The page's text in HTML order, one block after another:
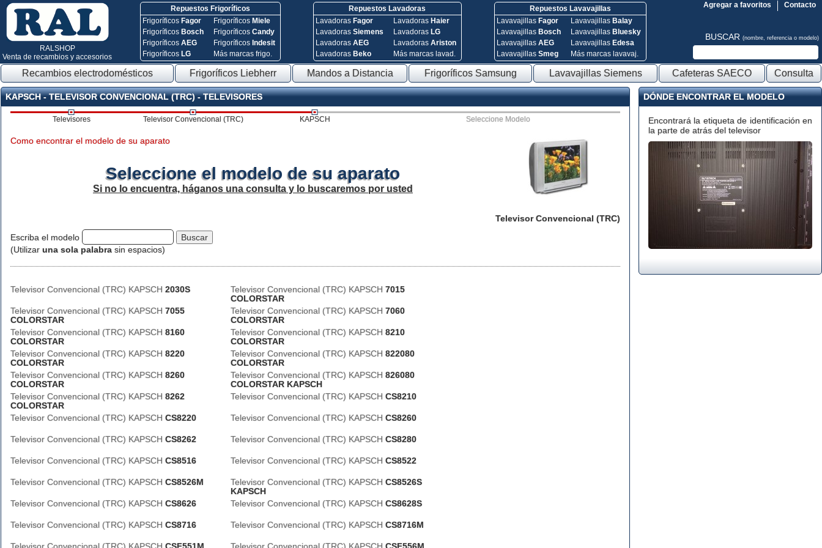
RALSHOP
Venta de recambios y accesorios
Repuestos Frigoríficos
Frigoríficos Fagor
Frigoríficos Bosch
FrigoríficosAEG
Frigoríficos LG
Frigoríficos Miele
FrigoríficosCandy
Frigoríficos Indesit
Más marcas frigo.
Repuestos Lavadoras
Lavadoras Fagor
Lavadoras Siemens
Lavadoras AEG
Lavadoras Beko
Lavadoras Haier
Lavadoras LG
Lavadoras Ariston
Más marcas lavad.
Repuestos Lavavajillas
Lavavajillas Fagor
Lavavajillas Bosch
Lavavajillas AEG
Lavavajillas Smeg
Lavavajillas Balay
Lavavajillas Bluesky
Lavavajillas Edesa
Más marcas lavavaj.
Contacto
Agregar a favoritos
BUSCAR (nombre, referencia o modelo)
Recambios electrodomésticos Frigoríficos Liebherr Mandos a Distancia Frigoríficos Samsung Lavavajillas Siemens Cafeteras SAECO Consulta
KAPSCH - TELEVISOR CONVENCIONAL (TRC) - TELEVISORES
Televisores Televisor Convencional (TRC) KAPSCH Seleccione Modelo
Televisor Convencional (TRC)
Como encontrar el modelo de su aparato
Seleccione el modelo de su aparato
Si no lo encuentra, háganos una consulta y lo buscaremos por usted
Escriba el modelo
(Utilizar una sola palabra sin espacios)
Televisor Convencional (TRC) KAPSCH 2030S Televisor Convencional (TRC) KAPSCH 7015
COLORSTAR
Televisor Convencional (TRC) KAPSCH 7055
COLORSTAR
Televisor Convencional (TRC) KAPSCH 7060
COLORSTAR
Televisor Convencional (TRC) KAPSCH 8160
COLORSTAR
Televisor Convencional (TRC) KAPSCH 8210
COLORSTAR
Televisor Convencional (TRC) KAPSCH 8220
COLORSTAR
Televisor Convencional (TRC) KAPSCH 822080
COLORSTAR
Televisor Convencional (TRC) KAPSCH 8260
COLORSTAR
Televisor Convencional (TRC) KAPSCH 826080
COLORSTAR KAPSCH
Televisor Convencional (TRC) KAPSCH 8262
COLORSTAR
Televisor Convencional (TRC) KAPSCH CS8210
Televisor Convencional (TRC) KAPSCH CS8220 Televisor Convencional (TRC) KAPSCH CS8260
Televisor Convencional (TRC) KAPSCH CS8262 Televisor Convencional (TRC) KAPSCH CS8280
Televisor Convencional (TRC) KAPSCH CS8516 Televisor Convencional (TRC) KAPSCH CS8522
Televisor Convencional (TRC) KAPSCH CS8526M Televisor Convencional (TRC) KAPSCH CS8526S
KAPSCH
Televisor Convencional (TRC) KAPSCH CS8626 Televisor Convencional (TRC) KAPSCH CS8628S
Televisor Convencional (TRC) KAPSCH CS8716 Televisor Convencional (TRC) KAPSCH CS8716M
DÓNDE ENCONTRAR EL MODELO
Encontrará la etiqueta de identificación en
la parte de atrás del televisor